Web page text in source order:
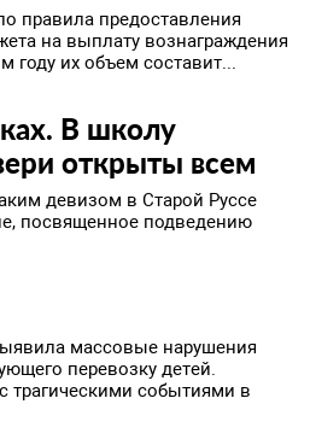
правила предоставления
на выплату вознаграждения
году их объем составит...
В школу
открыты всем
девизом в Старой Руссе
посвященное подведению
массовые нарушения
перевозку детей.
трагическими событиями в